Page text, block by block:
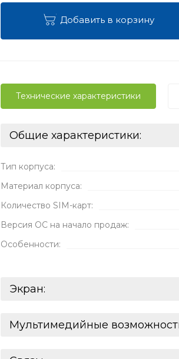
Добавить в корзину
Технические характеристики
Общие характеристики:
Тип корпуса:
Материал корпуса:
Количество SIM-карт:
Версия ОС на начало продаж:
Особенности:
Экран:
Число пикселей на дюйм (PPI):
Мультимедийные
Количество основных (тыловых) камер: